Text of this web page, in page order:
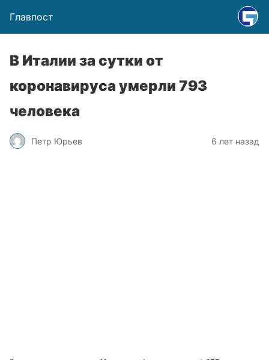
Главпост
В Италии за сутки от
коронавируса умерли 793
человека
Петр Юрьев 6 лет назад